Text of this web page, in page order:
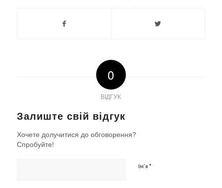
0
ВІДГУК
Залиште свій відгук
Хочете долучитися до обговорення?
Спробуйте!
Ім'я *